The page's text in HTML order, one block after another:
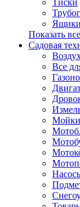
Тиски
Ящики
Показать
Садовая
Все
Мойки